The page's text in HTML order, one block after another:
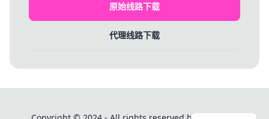
原始线路下载
代理线路下载